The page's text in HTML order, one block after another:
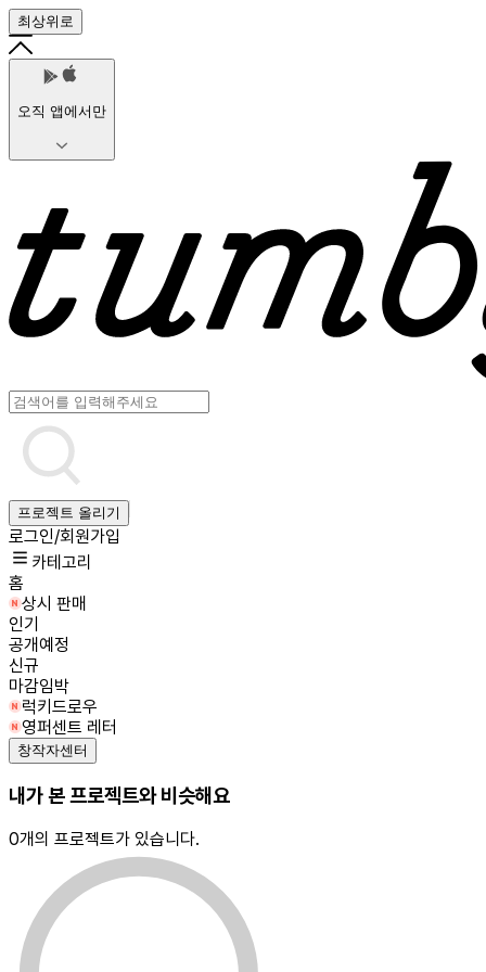
최상위로
오직 앱에서만
프로젝트 올리기
로그인/회원가입
카테고리
홈
상시 판매
인기
공개예정
신규
마감임박
럭키드로우
영퍼센트 레터
창작자센터
내가 본 프로젝트와 비슷해요
0개의 프로젝트가 있습니다.